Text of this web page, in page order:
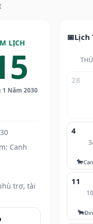
LỊCH
1 Năm 2030
Canh
trợ, tài
Lịch
28
4
🐎
11
🐂